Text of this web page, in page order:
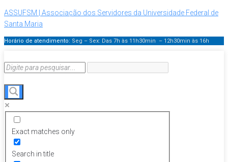
ASSUFSM | Associação dos Servidores da Universidade Federal de
Santa Maria
Horário de atendimento: Seg – Sex: Das 7h às 11h30min – 12h30min às 16h
Exact matches only
Search in title